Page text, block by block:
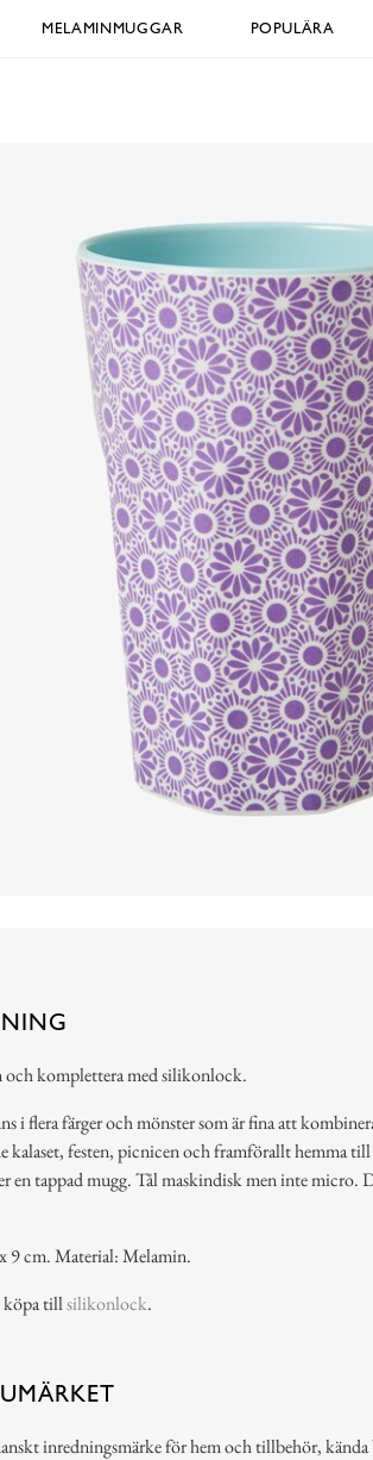
MELAMINMUGGAR POPULÄRA
och komplettera med silikonlock.
i flera färger och mönster som är fina att
kalaset, festen, picnicen och framförallt hemma
en tappad mugg. Tål maskindisk men inte
9 cm. Material: Melamin.
köpa tillsilikonlock.
inredningsmärke för hem och tillbehör,